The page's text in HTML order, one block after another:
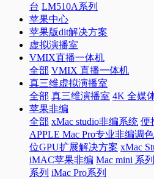
台 LM510A系列
苹果中心
苹果版dit解决方案
虚拟演播室
VMIX直播一体机
全部 VMIX 直播一体机
真三维虚拟演播室
全部 真三维演播室 4K 全媒
苹果非编
全部 xMac studio非编系统 便
APPLE Mac Pro专业非编调
位GPU扩展解决方案 xMac
iMAC苹果非编 Mac mini 系列
系列 iMac Pro系列